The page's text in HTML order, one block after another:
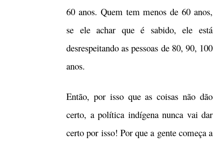
60 anos. Quem tem menos de 60 anos,
se ele achar que é sabido, ele está
desrespeitando as pessoas de 80, 90, 100
anos.
Então, por isso que as coisas não dão
certo, a política indígena nunca vai dar
certo por isso! Por que a gente começa a